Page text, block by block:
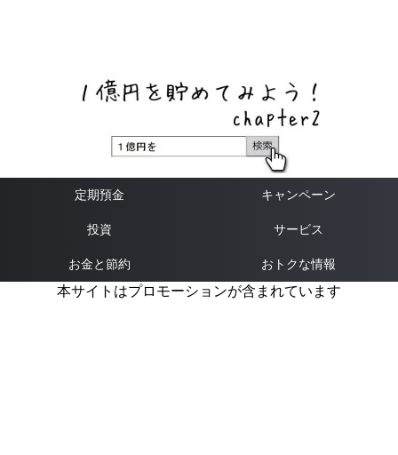
定期預金 キャンペーン
投資 サービス
お金と節約 おトクな情報
本サイトはプロモーションが含まれています